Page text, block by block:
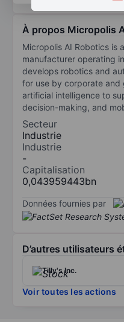
À propos Micropolis
Micropolis AI Robotics is
manufacturer operating
develops robotics and
for use by corporate and
artificial intelligence to
decision-making, and
Secteur
Industrie
Industrie
-
Capitalisation
0,043959443bn
Données fournies par
D’autres utilisateurs
Tilly's Inc.
Voir toutes les actions